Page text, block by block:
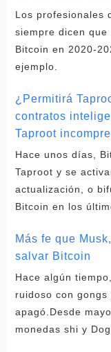
Los profesionales
siempre dicen
Bitcoin en 2020-
ejemplo.
¿Permitirá
contratos
Taproot
Hace unos días,
Taproot y se
actualización, o
Bitcoin en los
Más fe que
salvar Bitcoin
Hace algún
ruidoso con
apagó.Desde
monedas shi y